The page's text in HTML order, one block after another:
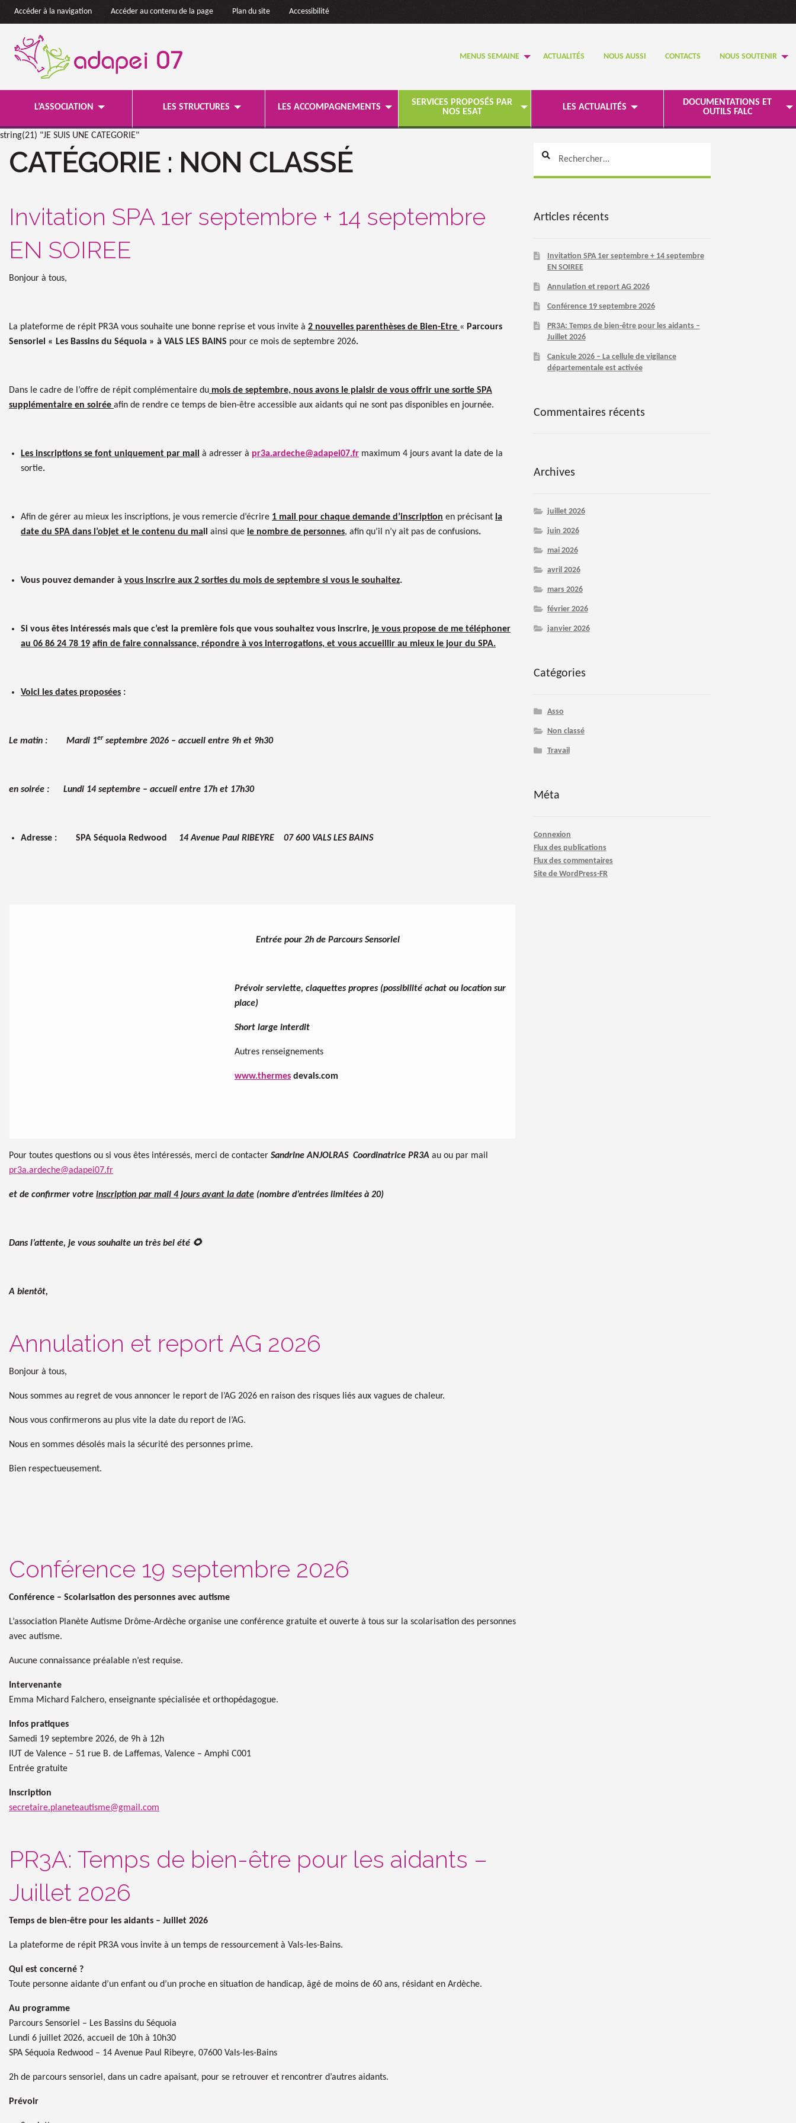
Accéder à la navigation Accéder au contenu de la page Plan du site Accessibilité
MENUS SEMAINE ACTUALITÉS NOUS AUSSI CONTACTS NOUS SOUTENIR
L’ASSOCIATION LES STRUCTURES LES ACCOMPAGNEMENTS
SERVICES PROPOSÉS PAR
NOS ESAT
LES ACTUALITÉS
DOCUMENTATIONS ET
OUTILS FALC
string(21) "JE SUIS UNE CATEGORIE"
CATÉGORIE : NON CLASSÉ
Invitation SPA 1er septembre + 14 septembre
EN SOIREE
Bonjour à tous,
La plateforme de répit PR3A vous souhaite une bonne reprise et vous invite à 2 nouvelles parenthèses de Bien-Etre « Parcours
Sensoriel « Les Bassins du Séquoia » à VALS LES BAINS pour ce mois de septembre 2026.
Dans le cadre de l’offre de répit complémentaire du mois de septembre, nous avons le plaisir de vous offrir une sortie SPA
supplémentaire en soirée afin de rendre ce temps de bien-être accessible aux aidants qui ne sont pas disponibles en journée.
Les inscriptions se font uniquement par mail à adresser à pr3a.ardeche@adapei07.fr maximum 4 jours avant la date de la
sortie.
Afin de gérer au mieux les inscriptions, je vous remercie d’écrire 1 mail pour chaque demande d’inscription en précisant la
date du SPA dans l’objet et le contenu du mail ainsi que le nombre de personnes, afin qu’il n’y ait pas de confusions.
Vous pouvez demander à vous inscrire aux 2 sorties du mois de septembre si vous le souhaitez.
Si vous êtes intéressés mais que c’est la première fois que vous souhaitez vous inscrire, je vous propose de me téléphoner
au 06 86 24 78 19 afin de faire connaissance, répondre à vos interrogations, et vous accueillir au mieux le jour du SPA.
Voici les dates proposées :
Le matin : Mardi 1er septembre 2026 – accueil entre 9h et 9h30
en soirée : Lundi 14 septembre – accueil entre 17h et 17h30
Adresse : SPA Séquoia Redwood 14 Avenue Paul RIBEYRE 07 600 VALS LES BAINS
Entrée pour 2h de Parcours Sensoriel
Prévoir serviette, claquettes propres (possibilité achat ou location sur
place)
Short large interdit
Autres renseignements
www.thermes devals.com
Pour toutes questions ou si vous êtes intéressés, merci de contacter Sandrine ANJOLRAS Coordinatrice PR3A au ou par mail
pr3a.ardeche@adapei07.fr
et de confirmer votre inscription par mail 4 jours avant la date (nombre d’entrées limitées à 20)
Dans l’attente, je vous souhaite un très bel été 🌻
A bientôt,
Annulation et report AG 2026
Bonjour à tous,
Nous sommes au regret de vous annoncer le report de l’AG 2026 en raison des risques liés aux vagues de chaleur.
Nous vous confirmerons au plus vite la date du report de l’AG.
Nous en sommes désolés mais la sécurité des personnes prime.
Bien respectueusement.
Conférence 19 septembre 2026
Conférence – Scolarisation des personnes avec autisme
L’association Planète Autisme Drôme-Ardèche organise une conférence gratuite et ouverte à tous sur la scolarisation des personnes
avec autisme.
Aucune connaissance préalable n’est requise.
Intervenante
Emma Michard Falchero, enseignante spécialisée et orthopédagogue.
Infos pratiques
Samedi 19 septembre 2026, de 9h à 12h
IUT de Valence – 51 rue B. de Laffemas, Valence – Amphi C001
Entrée gratuite
Inscription
secretaire.planeteautisme@gmail.com
PR3A: Temps de bien-être pour les aidants –
Juillet 2026
Temps de bien-être pour les aidants – Juillet 2026
La plateforme de répit PR3A vous invite à un temps de ressourcement à Vals-les-Bains.
Qui est concerné ?
Toute personne aidante d’un enfant ou d’un proche en situation de handicap, âgé de moins de 60 ans, résidant en Ardèche.
Au programme
Parcours Sensoriel – Les Bassins du Séquoia
Lundi 6 juillet 2026, accueil de 10h à 10h30
SPA Séquoia Redwood – 14 Avenue Paul Ribeyre, 07600 Vals-les-Bains
2h de parcours sensoriel, dans un cadre apaisant, pour se retrouver et rencontrer d’autres aidants.
Prévoir
Rechercher :
Articles récents
Invitation SPA 1er septembre + 14 septembre
EN SOIREE
Annulation et report AG 2026
Conférence 19 septembre 2026
PR3A: Temps de bien-être pour les aidants –
Juillet 2026
Canicule 2026 – La cellule de vigilance
départementale est activée
Commentaires récents
Archives
juillet 2026
juin 2026
mai 2026
avril 2026
mars 2026
février 2026
janvier 2026
Catégories
Asso
Non classé
Travail
Méta
Connexion
Flux des publications
Flux des commentaires
Site de WordPress-FR